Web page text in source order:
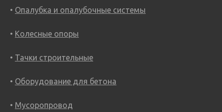
Опалубка и опалубочные системы
Колесные опоры
Тачки строительные
Оборудование для бетона
Мусоропровод